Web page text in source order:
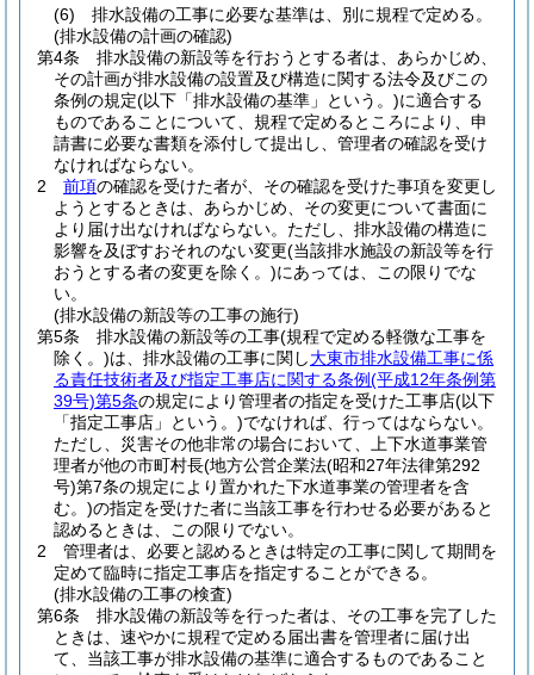
(6)
排水設備の工事に必要な基準は、別に規程で定める。
(排水設備の計画の確認)
第4条
排水設備の新設等を行おうとする者は、あらかじめ、
その計画が排水設備の設置及び構造に関する法令及びこの
条例の規定(以下「排水設備の基準」という。)に適合する
ものであることについて、規程で定めるところにより、申
請書に必要な書類を添付して提出し、管理者の確認を受け
なければならない。
2
前項の確認を受けた者が、その確認を受けた事項を変更し
ようとするときは、あらかじめ、その変更について書面に
より届け出なければならない。 ただし、排水設備の構造に
影響を及ぼすおそれのない変更(当該排水施設の新設等を行
おうとする者の変更を除く。)にあっては、この限りでな
い。
(排水設備の新設等の工事の施行)
第5条
排水設備の新設等の工事(規程で定める軽微な工事を
除く。)は、排水設備の工事に関し大東市排水設備工事に係
る責任技術者及び指定工事店に関する条例(平成12年条例第
39号)第5条の規定により管理者の指定を受けた工事店(以下
「指定工事店」という。)でなければ、行ってはならない。
ただし、災害その他非常の場合において、上下水道事業管
理者が他の市町村長(地方公営企業法(昭和27年法律第292
号)第7条の規定により置かれた下水道事業の管理者を含
む。)の指定を受けた者に当該工事を行わせる必要があると
認めるときは、この限りでない。
2
管理者は、必要と認めるときは特定の工事に関して期間を
定めて臨時に指定工事店を指定することができる。
(排水設備の工事の検査)
第6条
排水設備の新設等を行った者は、その工事を完了した
ときは、速やかに規程で定める届出書を管理者に届け出
て、当該工事が排水設備の基準に適合するものであること